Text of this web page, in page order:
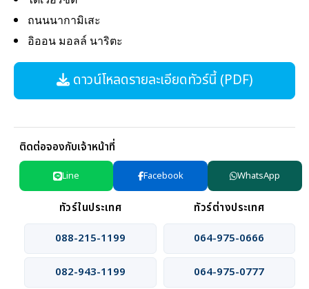
ถนนนากามิเสะ
อิออน มอลล์ นาริตะ
ดาวน์โหลดรายละเอียดทัวร์นี้ (PDF)
ติดต่อจองกับเจ้าหน้าที่
Line Facebook WhatsApp
ทัวร์ในประเทศ
ทัวร์ต่างประเทศ
088-215-1199
064-975-0666
082-943-1199 064-975-0777